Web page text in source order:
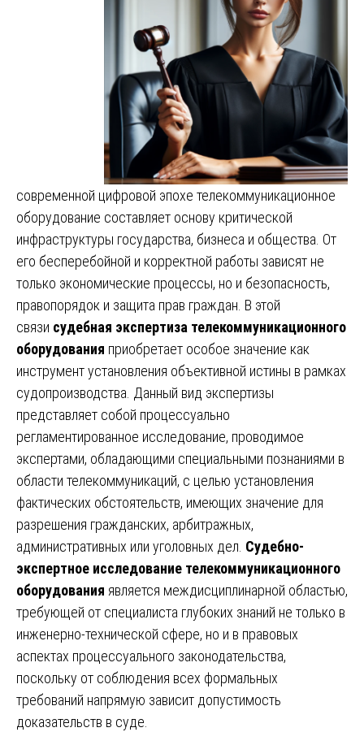
современной цифровой эпохе телекоммуникационное
оборудование составляет основу критической
инфраструктуры государства, бизнеса и общества. От
его бесперебойной и корректной работы зависят не
только экономические процессы, но и безопасность,
правопорядок и защита прав граждан. В этой
связи судебная экспертиза телекоммуникационного
оборудования приобретает особое значение как
инструмент установления объективной истины в рамках
судопроизводства. Данный вид экспертизы
представляет собой процессуально
регламентированное исследование, проводимое
экспертами, обладающими специальными познаниями в
области телекоммуникаций, с целью установления
фактических обстоятельств, имеющих значение для
разрешения гражданских, арбитражных,
административных или уголовных дел. Судебно-
экспертное исследование телекоммуникационного
оборудования является междисциплинарной областью,
требующей от специалиста глубоких знаний не только в
инженерно-технической сфере, но и в правовых
аспектах процессуального законодательства,
поскольку от соблюдения всех формальных
требований напрямую зависит допустимость
доказательств в суде.